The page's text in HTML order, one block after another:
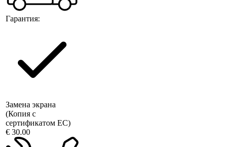
Гарантия:
Замена экрана
(Копия с
сертификатом ЕС)
€ 30.00